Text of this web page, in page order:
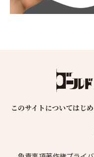
このサイトについてはじ